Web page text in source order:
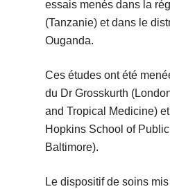
essais menés dans la
(Tanzanie) et dans le
Ouganda.
Ces études ont été
du Dr Grosskurth
and Tropical Medicine)
Hopkins School of
Baltimore).
Le dispositif de soins